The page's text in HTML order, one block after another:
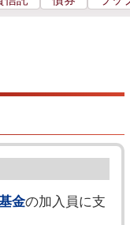
金の加入員に支